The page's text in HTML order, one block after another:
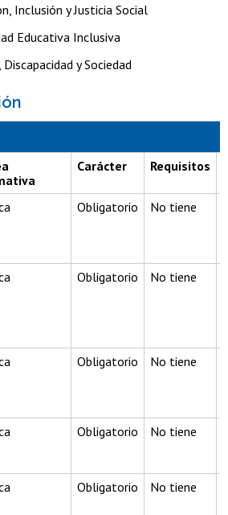
Inclusión y Justicia Social
Educativa Inclusiva
Discapacidad y Sociedad
Carácter Requisitos
Obligatorio No tiene
Obligatorio No tiene
Obligatorio No tiene
Obligatorio No tiene
Obligatorio No tiene